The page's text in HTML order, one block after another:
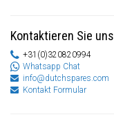
Kontaktieren Sie uns
+31(0)320820994
Whatsapp Chat
info@dutchspares.com
Kontakt Formular